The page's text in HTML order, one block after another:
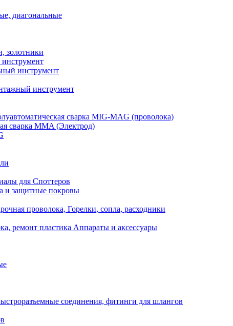
диагональные
золотники
инструмент
инструмент
сварка MIG-MAG (проволока)
сварка MMA (Электрод)
для Споттеров
и защитные покровы
проволока, Горелки, сопла, расходники
ремонт пластика Аппараты и аксессуары
соединения, фитинги для шлангов